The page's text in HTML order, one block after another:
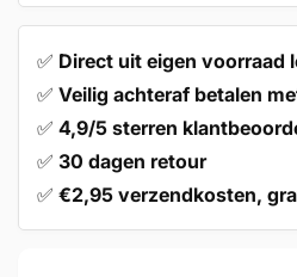
✅ Direct uit eigen voorraad
✅ Veilig achteraf betalen
✅ 4,9/5 sterren
✅ 30 dagen retour
✅ €2,95 verzendkosten,